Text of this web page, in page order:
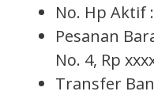
No. Hp Aktif
Pesanan
No. 4, Rp
Transfer